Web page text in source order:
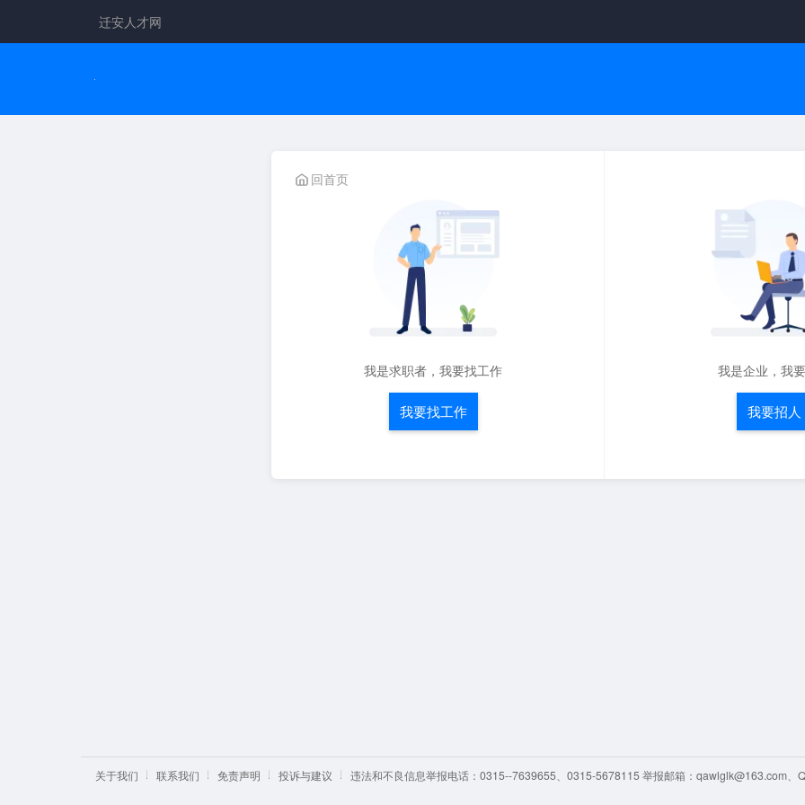
迁安人才网
我是求职者，我要找工作
我要找工作
我是企业，我
我要招人
回首页
关于我们 联系我们 免责声明 投诉与建议 违法和不良信息举报电话：0315--7639655、0315-5678115 举报邮箱：qawlglk@163.com、